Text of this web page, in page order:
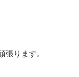
ります。